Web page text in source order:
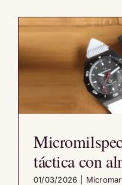
táctica con
01/03/2026